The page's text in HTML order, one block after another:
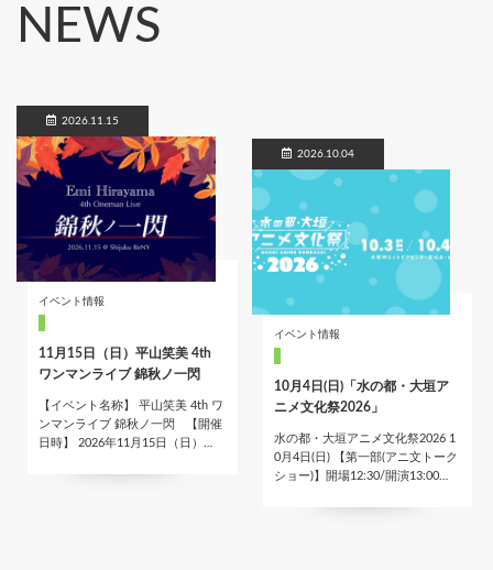
NEWS
2026.11.15
イベント情報
11月15日（日）平山笑美 4th
ワンマンライブ 錦秋ノ一閃
【イベント名称】 平山笑美 4th ワ
ンマンライブ 錦秋ノ一閃 【開催
日時】 2026年11月15日（日）…
2026.10.04
イベント情報
10月4日(日)「水の都・大垣ア
ニメ文化祭2026」
水の都・大垣アニメ文化祭2026 1
0月4日(日) 【第一部(アニ文トーク
ショー)】開場12:30/開演13:00…